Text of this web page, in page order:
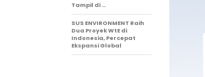
Tampil di …
SUS ENVIRONMENT Raih
Dua Proyek WtE di
Indonesia, Percepat
Ekspansi Global